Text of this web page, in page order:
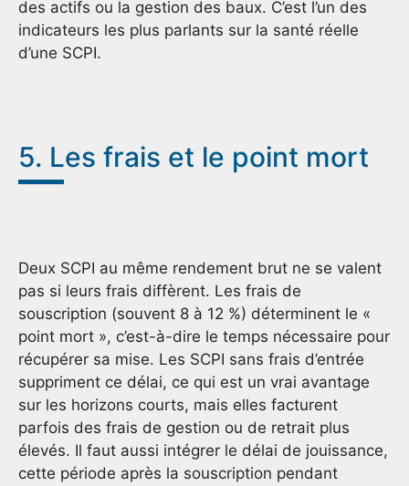
des actifs ou la gestion des baux. C’est l’un des
indicateurs les plus parlants sur la santé réelle
d’une SCPI.
5. Les frais et le point mort
Deux SCPI au même rendement brut ne se valent
pas si leurs frais diffèrent. Les frais de
souscription (souvent 8 à 12 %) déterminent le «
point mort », c’est-à-dire le temps nécessaire pour
récupérer sa mise. Les SCPI sans frais d’entrée
suppriment ce délai, ce qui est un vrai avantage
sur les horizons courts, mais elles facturent
parfois des frais de gestion ou de retrait plus
élevés. Il faut aussi intégrer le délai de jouissance,
cette période après la souscription pendant